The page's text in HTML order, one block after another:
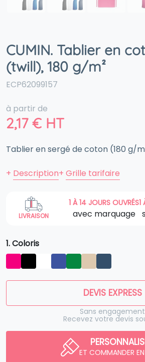
CUMIN. Tablier en
(twill), 180 g/m²
ECP62099157
à partir de
2,17 € HT
Tablier en sergé de coton (180 g/
+ Description+ Grille tarifaire
LIVRAISON
1 À 14 JOURS OUVRÉS
avec marquage
1
1. Coloris
DEVIS EXPRESS
Sans engagement
Recevez votre devis
ET COMMANDER EN